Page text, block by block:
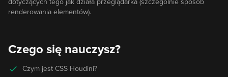
dotyczących tego jak działa przeglądarka (szczególnie sposób
renderowania elementów).
Czego się nauczysz?
Czym jest CSS Houdini?